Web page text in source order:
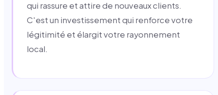
qui rassure et attire de nouveaux clients.
C'est un investissement qui renforce votre
légitimité et élargit votre rayonnement
local.